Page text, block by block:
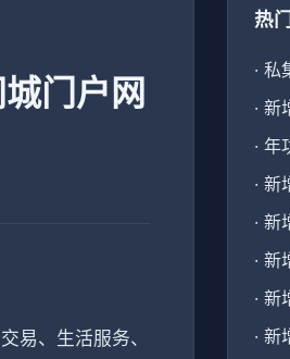
门户网
易、生活服务、
热
· 私
· 新
· 年
· 新
· 新
· 新
· 新
· 新